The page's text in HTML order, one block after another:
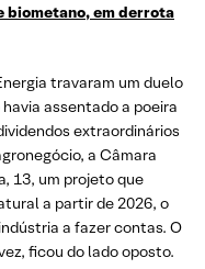
biometano, em derrota
travaram um duelo
assentado a poeira
extraordinários
a Câmara
13, um projeto que
a partir de 2026, o
a fazer contas. O
ficou do lado oposto.